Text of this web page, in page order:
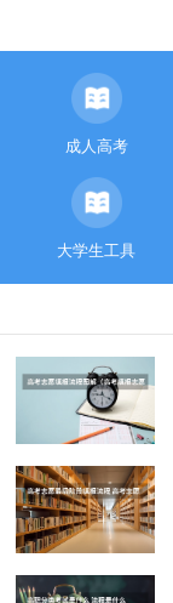
成人高考
大学生工具